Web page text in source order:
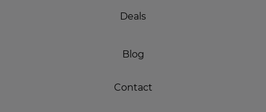
Deals
Blog
Contact